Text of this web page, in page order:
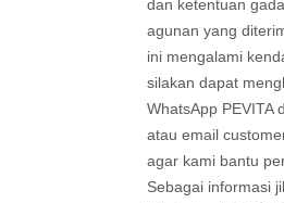
dan ketentuan
agunan yang
ini mengalami
silakan dapat
WhatsApp PEVITA
atau email
agar kami bantu
Sebagai informasi